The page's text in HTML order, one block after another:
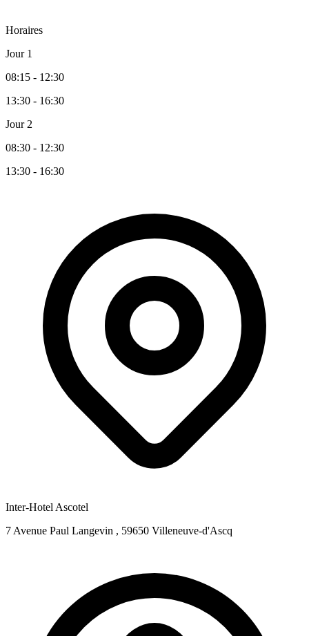
Horaires
Jour 1
08:15 - 12:30
13:30 - 16:30
Jour 2
08:30 - 12:30
13:30 - 16:30
Inter-Hotel Ascotel
7 Avenue Paul Langevin , 59650 Villeneuve-d'Ascq